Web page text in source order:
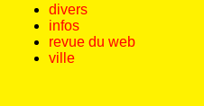
divers
infos
revue du web
ville